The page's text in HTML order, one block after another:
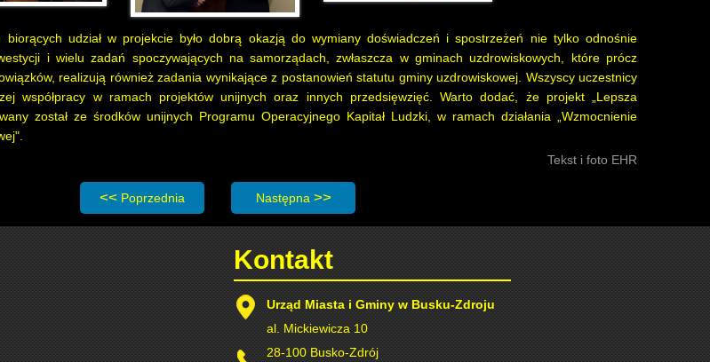
biorących udział w projekcie było dobrą okazją do wymiany doświadczeń i spostrzeżeń nie tylko odnośnie
i wielu zadań spoczywających na samorządach, zwłaszcza w gminach uzdrowiskowych, które prócz
realizują również zadania wynikające z postanowień statutu gminy uzdrowiskowej. Wszyscy uczestnicy
współpracy w ramach projektów unijnych oraz innych przedsięwzięć. Warto dodać, że projekt „Lepsza
został ze środków unijnych Programu Operacyjnego Kapitał Ludzki, w ramach działania „Wzmocnienie
Tekst i foto EHR
Poprzednia strona: Interesanci oceniają pracowników buskiego ratusza
Poprzednia Następna strona: Szkolenia w miejskim ratuszu
Następna
Kontakt
Urząd Miasta i Gminy w Busku-Zdroju
al. Mickiewicza 10
28-100 Busko-Zdrój